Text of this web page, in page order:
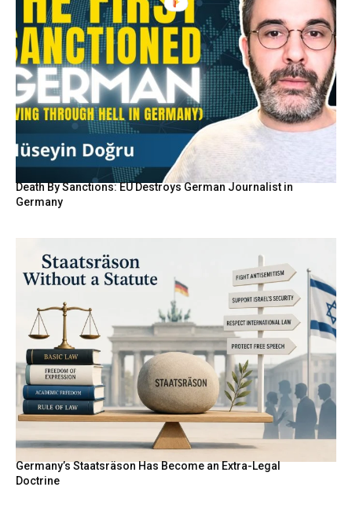
Death By Sanctions: EU Destroys German Journalist in
Germany
Germany’s Staatsräson Has Become an Extra-Legal
Doctrine